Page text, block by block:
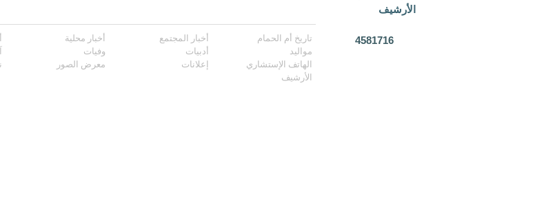
الأرشيف
4581716 تاريخ أم الحمام أخبار المجتمع أخبار محلية
مواليد
أدبيات وفيات
الهاتف الإستشاري
إعلانات معرض الصور
الأرشيف